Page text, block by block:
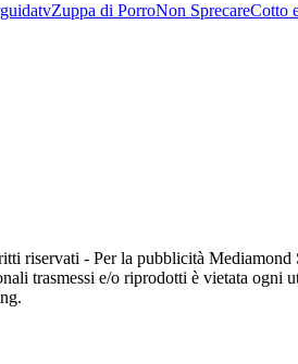
Zuppa di PorroNon SprecareCotto
riservati - Per la pubblicità
trasmessi e/o riprodotti è vietata ogni